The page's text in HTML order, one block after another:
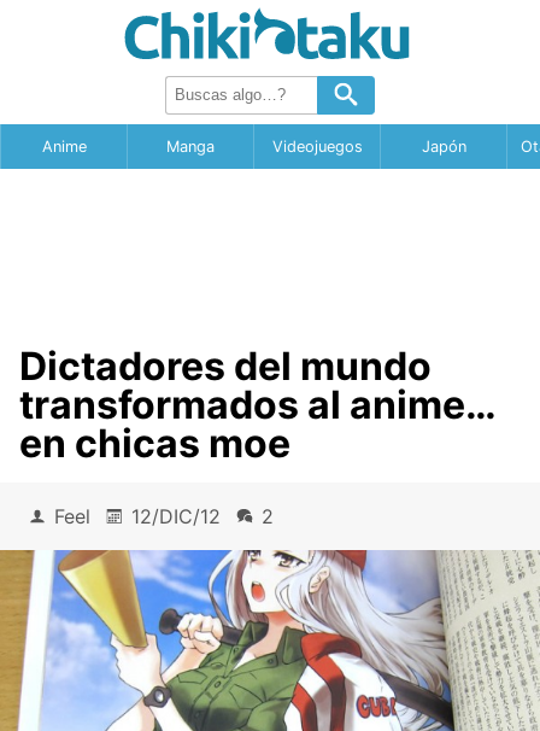
Anime Manga Videojuegos Japón
Dictadores del mundo
transformados al anime…
en chicas moe
Feel 12/DIC/12 2